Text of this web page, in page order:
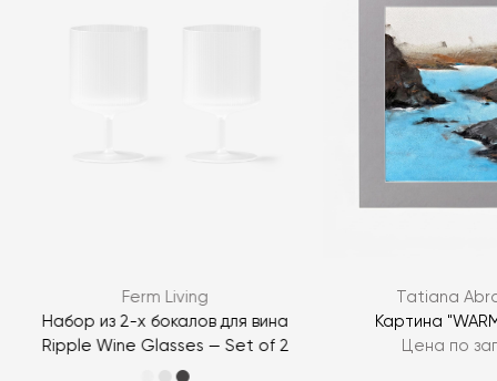
Ferm Living
Набор из 2-х бокалов для вина
Ripple Wine Glasses — Set of 2
Tatiana
Картина
Цена по